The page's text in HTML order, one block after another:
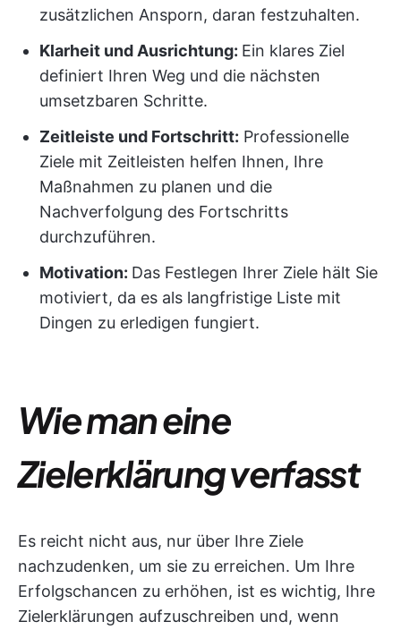
zusätzlichen Ansporn, daran festzuhalten.
Klarheit und Ausrichtung: Ein klares Ziel
definiert Ihren Weg und die nächsten
umsetzbaren Schritte.
Zeitleiste und Fortschritt: Professionelle
Ziele mit Zeitleisten helfen Ihnen, Ihre
Maßnahmen zu planen und die
Nachverfolgung des Fortschritts
durchzuführen.
Motivation: Das Festlegen Ihrer Ziele hält Sie
motiviert, da es als langfristige Liste mit
Dingen zu erledigen fungiert.
Wie man eine
Zielerklärung verfasst
Es reicht nicht aus, nur über Ihre Ziele
nachzudenken, um sie zu erreichen. Um Ihre
Erfolgschancen zu erhöhen, ist es wichtig, Ihre
Zielerklärungen aufzuschreiben und, wenn